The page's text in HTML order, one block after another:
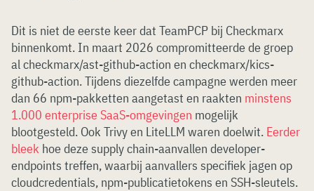
Dit is niet de eerste keer dat TeamPCP bij Checkmarx
binnenkomt. In maart 2026 compromitteerde de groep
al checkmarx/ast-github-action en checkmarx/kics-
github-action. Tijdens diezelfde campagne werden meer
dan 66 npm-pakketten aangetast en raakten minstens
1.000 enterprise SaaS-omgevingen mogelijk
blootgesteld. Ook Trivy en LiteLLM waren doelwit. Eerder
bleek hoe deze supply chain-aanvallen developer-
endpoints treffen, waarbij aanvallers specifiek jagen op
cloudcredentials, npm-publicatietokens en SSH-sleutels.